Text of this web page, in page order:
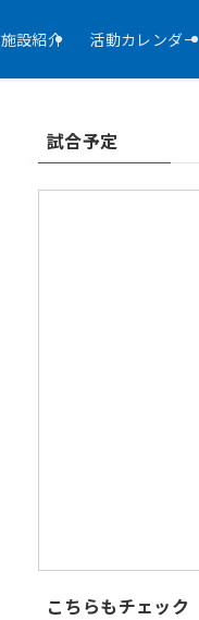
施設紹介 活動カレンダー
試合予定
こちらもチェック